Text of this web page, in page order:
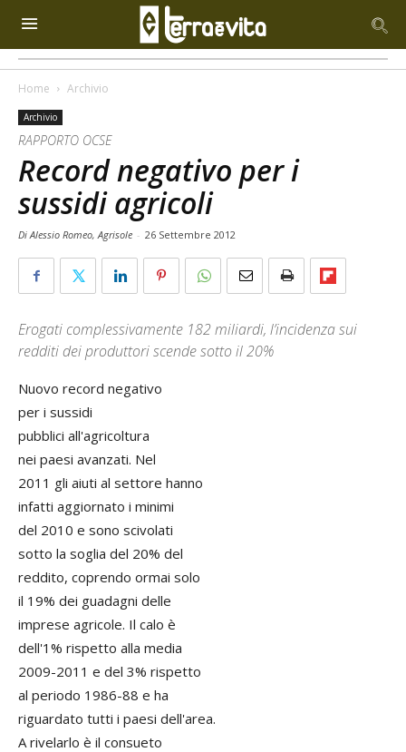
Home Archivio
Archivio
RAPPORTO OCSE
Record negativo per i
sussidi agricoli
Di Alessio Romeo, Agrisole - 26 Settembre 2012
Erogati complessivamente 182 miliardi, l’incidenza sui
redditi dei produttori scende sotto il 20%
Nuovo record negativo
per i sussidi
pubblici all'agricoltura
nei paesi avanzati. Nel
2011 gli aiuti al settore hanno
infatti aggiornato i minimi
del 2010 e sono scivolati
sotto la soglia del 20% del
reddito, coprendo ormai solo
il 19% dei guadagni delle
imprese agricole. Il calo è
dell'1% rispetto alla media
2009-2011 e del 3% rispetto
al periodo 1986-88 e ha
riguardato tutti i paesi dell'area.
A rivelarlo è il consueto